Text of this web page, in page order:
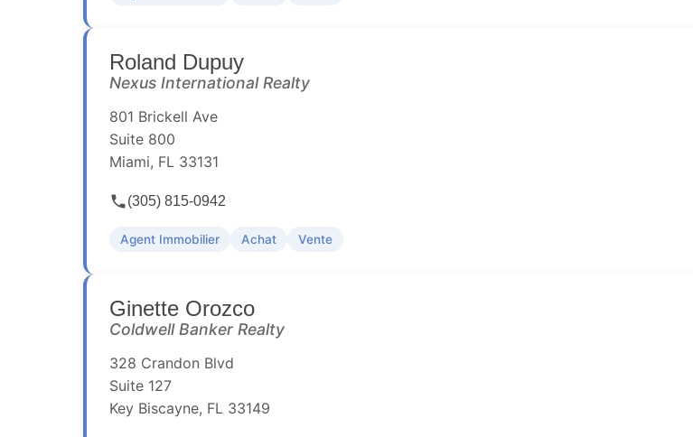
Roland Dupuy
Nexus International Realty
801 Brickell Ave
Suite 800
Miami, FL 33131
(305) 815-0942
Agent Immobilier Achat Vente
Ginette Orozco
Coldwell Banker Realty
328 Crandon Blvd
Suite 127
Key Biscayne, FL 33149